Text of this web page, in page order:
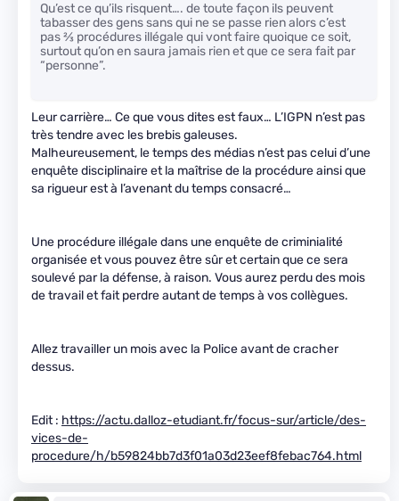
Qu’est ce qu’ils risquent…. de toute façon ils peuvent
tabasser des gens sans qui ne se passe rien alors c’est
pas2⁄3 procédures illégale qui vont faire quoique ce soit,
surtout qu’on en saura jamais rien et que ce sera fait par
“personne”.
Leur carrière… Ce que vous dites est faux… L’IGPN n’est pas
très tendre avec les brebis galeuses.
Malheureusement, le temps des médias n’est pas celui d’une
enquête disciplinaire et la maîtrise de la procédure ainsi que
sa rigueur est à l’avenant du temps consacré…
Une procédure illégale dans une enquête de criminialité
organisée et vous pouvez être sûr et certain que ce sera
soulevé par la défense, à raison. Vous aurez perdu des mois
de travail et fait perdre autant de temps à vos collègues.
Allez travailler un mois avec la Police avant de cracher
dessus.
Edit : https://actu.dalloz-etudiant.fr/focus-sur/article/des-
vices-de-
procedure/h/b59824bb7d3f01a03d23eef8febac764.html